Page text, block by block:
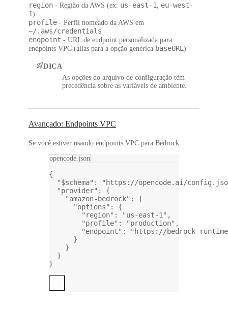
region - Região da AWS (ex: us-east-1
eu-west-
1)
profile - Perfil nomeado da AWS em
~/.aws/credentials
endpoint - URL de endpoint personalizada para
endpoints VPC (alias para a opção genérica baseURL )
DICA
As opções do arquivo de configuração têm
precedência sobre as variáveis de ambiente.
Avançado: Endpoints VPC
Se você estiver usando endpoints VPC para Bedrock:
opencode.json
{
"$schema" :
"https://opencode.ai/
"provider" : {
"amazon-bedrock" : {
"options" : {
"region" : "us-east-1" ,
"profile" : "production" ,
"endpoint" :
"https://bedrock-
}
}
}
}